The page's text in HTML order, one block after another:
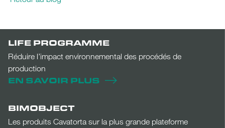
LIFE PROGRAMME
Réduire l’impact environnemental des procédés de
production
EN SAVOIR PLUS
BIMOBJECT
Les produits Cavatorta sur la plus grande plateforme